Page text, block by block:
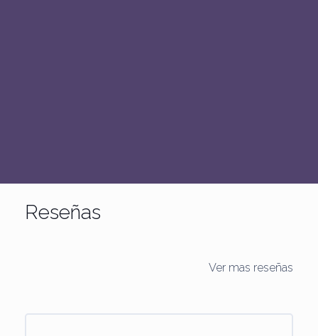
Reseñas
Ver mas reseñas